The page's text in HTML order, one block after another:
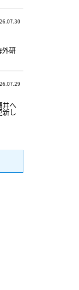
外研
へ
新し